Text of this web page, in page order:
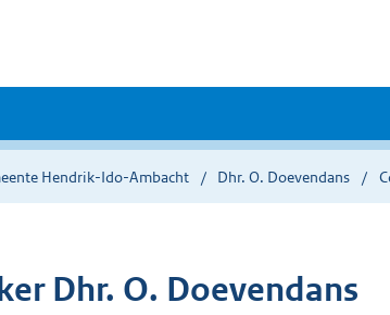
Hendrik-Ido-Ambacht Dhr. O. Doevendans
Dhr. O. Doevendans